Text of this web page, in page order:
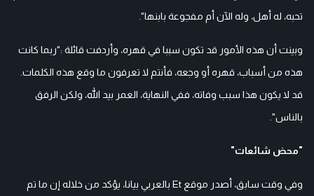
تحبه، له أهل، وله الآن أم مفجوعة بابنها".
وبينت أن هذه الأمور قد تكون سببا في قهره، وأردفت قائلة :"ربما كانت
هذه من أسباب، قهره أو وجعه، فأنتم لا تعرفون ما وقع هذه الكلمات.
قد لا يكون هذا سبب وفاته، ففي النهاية، العمر بيد الله، ولكن الرفق
بالناس".
"محض شائعات"
وفي وقت سابق، أصدر موقع Et بالعربي بيانا، يؤكد من خلاله إن ما تم